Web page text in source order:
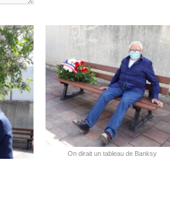
On dirait un tableau de Banksy